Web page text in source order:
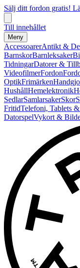
Sälj ditt fordon gratis!
Till innehållet
Meny
AccessoarerAntikt &
BarnskorBarnleksaker
TidningarDatorer &
VideofilmerFordon
OptikFrimärken
HushållHemelektronik
SedlarSamlarsakerSkor
FritidTelefoni, Tablets
DatorspelVykort &